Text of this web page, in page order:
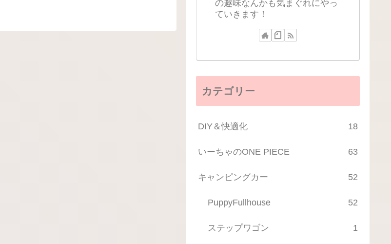
の趣味なんかも気まぐれにやっ
ていきます！
カテゴリー
DIY＆快適化 18
いーちゃのONE PIECE 63
キャンピングカー 52
PuppyFullhouse 52
ステップワゴン 1